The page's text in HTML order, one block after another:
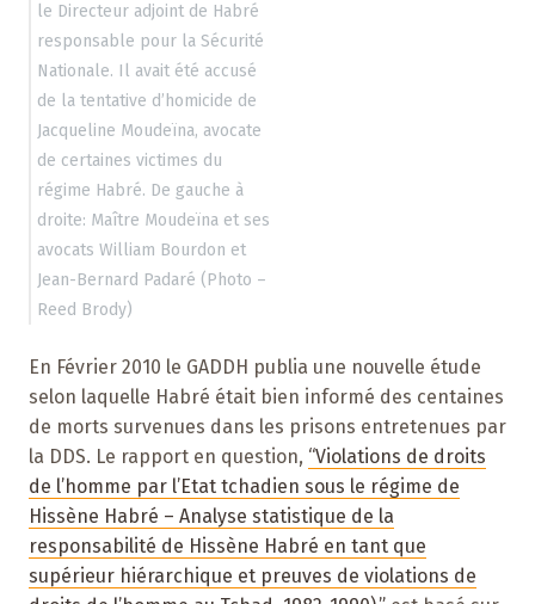
le Directeur adjoint de Habré
responsable pour la Sécurité
Nationale. Il avait été accusé
de la tentative d’homicide de
Jacqueline Moudeïna, avocate
de certaines victimes du
régime Habré. De gauche à
droite: Maître Moudeïna et ses
avocats William Bourdon et
Jean-Bernard Padaré (Photo –
Reed Brody)
En Février 2010 le GADDH publia une nouvelle étude
selon laquelle Habré était bien informé des centaines
de morts survenues dans les prisons entretenues par
la DDS. Le rapport en question, “Violations de droits
de l’homme par l’Etat tchadien sous le régime de
Hissène Habré – Analyse statistique de la
responsabilité de Hissène Habré en tant que
supérieur hiérarchique et preuves de violations de